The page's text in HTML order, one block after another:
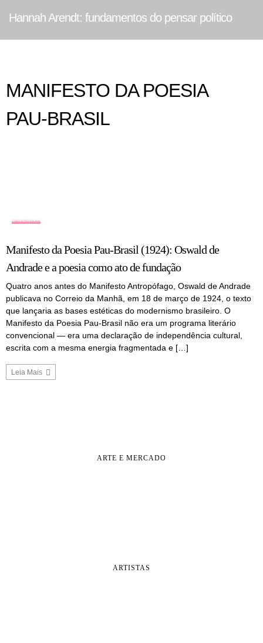
Hannah Arendt: fundamentos do pensar político
MANIFESTO DA POESIA
PAU-BRASIL
COLUNA
Manifesto da Poesia Pau-Brasil (1924): Oswald de
Andrade e a poesia como ato de fundação
Quatro anos antes do Manifesto Antropófago, Oswald de Andrade
publicava no Correio da Manhã, em 18 de março de 1924, o texto
que lançaria as bases estéticas do modernismo brasileiro. O
Manifesto da Poesia Pau-Brasil não era um programa literário
convencional — era uma declaração de independência cultural,
escrita com a mesma energia fragmentada e […]
Leia Mais
ARTE E MERCADO
ARTISTAS